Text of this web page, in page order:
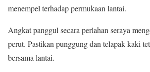
menempel terhadap permukaan lantai.
Angkat panggul secara perlahan seraya
perut. Pastikan punggung dan telapak kaki
bersama lantai.